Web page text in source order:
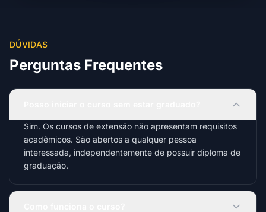
DÚVIDAS
Perguntas Frequentes
Sim. Os cursos de extensão não apresentam requisitos
acadêmicos. São abertos a qualquer pessoa
interessada, independentemente de possuir diploma de
graduação.